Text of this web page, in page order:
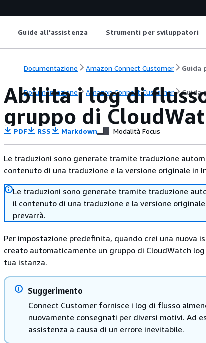
Guide all'assistenza Strumenti per sviluppatori
Documentazione Amazon Connect Customer Guida
Documentazione Amazon Connect Customer Guida
Abilita i log di
gruppo di
PDF RSS Markdown Modalità Focus
Le traduzioni sono generate tramite traduzione
contenuto di una traduzione e la versione originale in
Le traduzioni sono generate tramite traduzione
il contenuto di una traduzione e la versione
prevarrà.
Per impostazione predefinita, quando crei una nuova
creato automaticamente un gruppo di CloudWatch
tua istanza.
Suggerimento
Connect Customer fornisce i log di flusso
nuovamente consegnati per diversi motivi. Ad
assistenza a causa di un errore inevitabile.